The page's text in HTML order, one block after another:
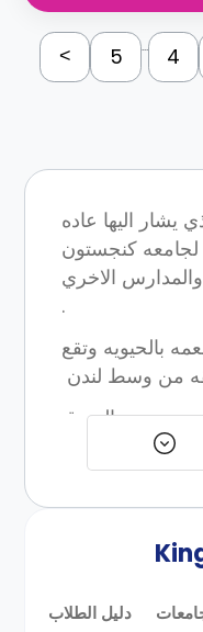
4
...
5
>
يشار اليها عاده
كنجستون
والمدارس الاخري
.
بالحيويه وتقع
هي مدينه السوق
وهو ما
انها بجوار
لندن فهي علي بعد نحو 15 دقيقه فقط من
المدينه علي
خصوصا للطلبه
دليل الطلاب